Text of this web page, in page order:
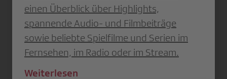
einen Überblick über Highlights,
spannende Audio- und Filmbeiträge
sowie beliebte Spielfilme und Serien im
Fernsehen, im Radio oder im Stream.
Weiterlesen